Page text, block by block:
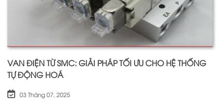
VAN ĐIỆN TỪ SMC: GIẢI PHÁP TỐI ƯU CHO HỆ THỐNG
TỰ ĐỘNG HOÁ
03 Tháng 07, 2025